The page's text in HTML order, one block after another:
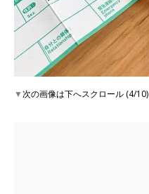
▼次の画像は下へスクロール (4/10)